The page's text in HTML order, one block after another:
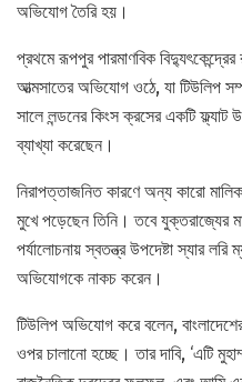
অভিযোগ তৈরি হয়।
প্রথমে রূপপুর পারমাণবিক
আত্মসাতের অভিযোগ ওঠে, যা টিউলিপ
সালে লন্ডনের কিংস ক্রসের একটি
ব্যাখ্যা করেছেন।
নিরাপত্তাজনিত কারণে অন্য কারো
মুখে পড়েছেন তিনি। তবে যুক্তরাজ্যের
পর্যালোচনায় স্বতন্ত্র উপদেষ্টা স্যার লরি
অভিযোগকে নাকচ করেন।
টিউলিপ অভিযোগ করে বলেন, বাংলাদেশের
ওপর চালানো হচ্ছে। তার দাবি, ‘এটি